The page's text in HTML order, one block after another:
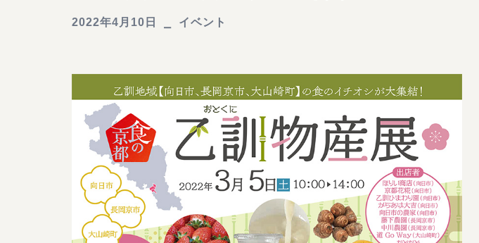
2022年4月10日 イベント